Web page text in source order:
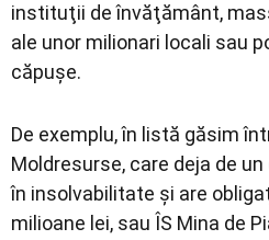
instituţii de învăţământ,
ale unor milionari locali sau
căpuşe.
De exemplu, în listă găsim
Moldresurse, care deja de
în insolvabilitate şi are
milioane lei, sau ÎS Mina de